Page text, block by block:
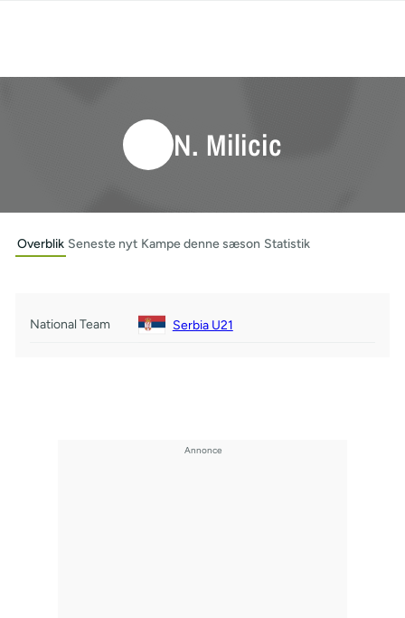
N. Milicic
Overblik Seneste nyt Kampe denne sæson Statistik
National Team Serbia U21